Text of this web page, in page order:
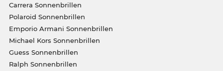
Carrera Sonnenbrillen
Polaroid Sonnenbrillen
Emporio Armani Sonnenbrillen
Michael Kors Sonnenbrillen
Guess Sonnenbrillen
Ralph Sonnenbrillen